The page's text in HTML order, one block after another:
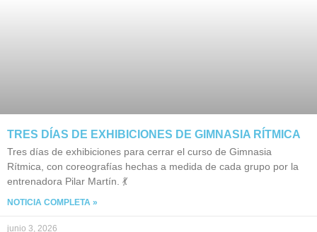
TRES DÍAS DE EXHIBICIONES DE GIMNASIA RÍTMICA
Tres días de exhibiciones para cerrar el curso de Gimnasia
Rítmica, con coreografías hechas a medida de cada grupo por la
entrenadora Pilar Martín. 💃
NOTICIA COMPLETA »
junio 3, 2026